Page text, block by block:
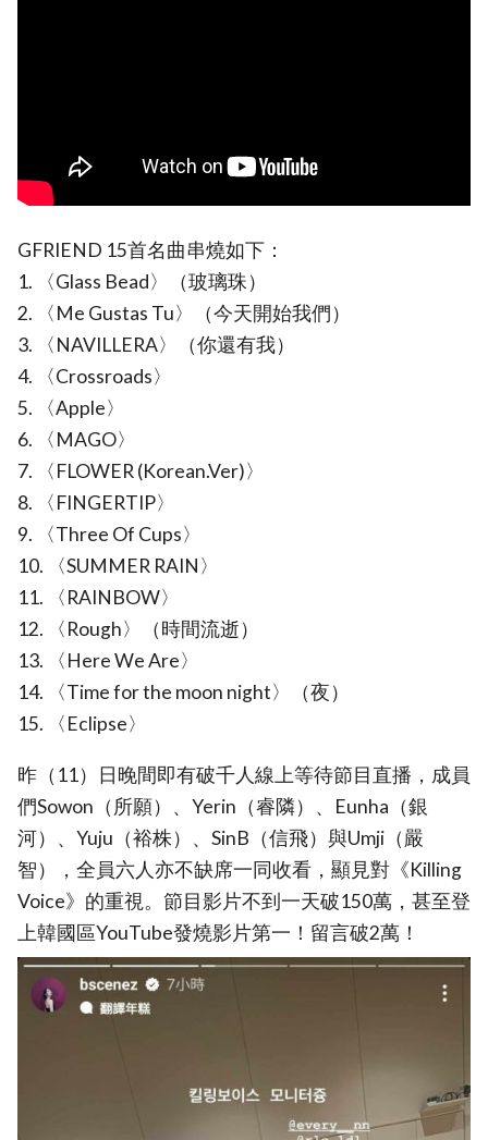
GFRIEND 15首名曲串燒如下：
1. 〈Glass Bead〉（玻璃珠）
2. 〈Me Gustas Tu〉（今天開始我們）
3. 〈NAVILLERA〉（你還有我）
4. 〈Crossroads〉
5. 〈Apple〉
6. 〈MAGO〉
7. 〈FLOWER (Korean.Ver)〉
8. 〈FINGERTIP〉
9. 〈Three Of Cups〉
10. 〈SUMMER RAIN〉
11. 〈RAINBOW〉
12. 〈Rough〉（時間流逝）
13. 〈Here We Are〉
14. 〈Time for the moon night〉（夜）
15. 〈Eclipse〉
昨（11）日晚間即有破千人線上等待節目直播，成員
們Sowon（所願）、Yerin（睿隣）、Eunha（銀
河）、Yuju（裕株）、SinB（信飛）與Umji（嚴
智），全員六人亦不缺席一同收看，顯見對《Killing
Voice》的重視。節目影片不到一天破150萬，甚至登
上韓國區YouTube發燒影片第一！留言破2萬！